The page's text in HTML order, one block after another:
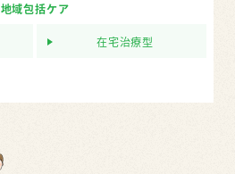
地域包括ケア
在宅治療型